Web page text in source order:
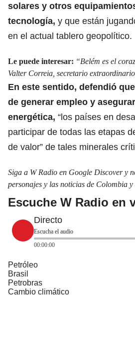
solares y otros
tecnología, y que están
en el actual tablero geopolítico.
Le puede interesar: “Belém es el
Valter Correia, secretario
En este sentido, defendió
de generar empleo y
energética, “los países en
participar de todas las etapas
de valor” de tales minerales
Siga a W Radio en Google Discover y
personajes y las noticias de Colombia
Escuche W Radio en
Directo
Escucha el audio
00:00:00
Petróleo
Brasil
Petrobras
Cambio climático